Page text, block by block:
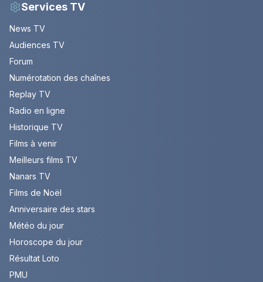
Services TV
News TV
Audiences TV
Forum
Numérotation des chaînes
Replay TV
Radio en ligne
Historique TV
Films à venir
Meilleurs films TV
Nanars TV
Films de Noël
Anniversaire des stars
Météo du jour
Horoscope du jour
Résultat Loto
PMU